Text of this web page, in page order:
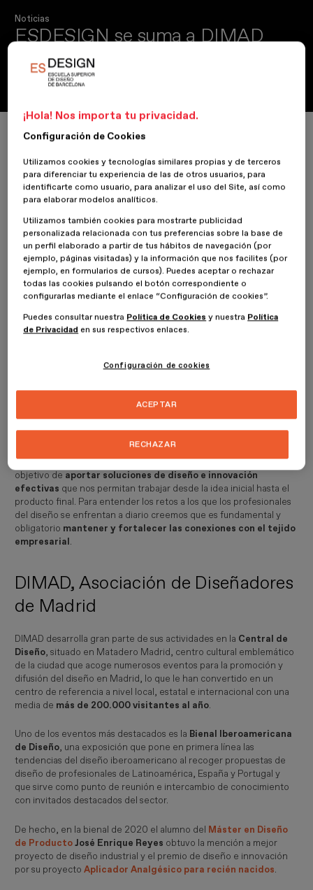
Noticias
ESDESIGN se suma a DIMAD
La Asociación de Diseñadores de Madrid es el nuevo partner de la
Inicio ESDESIGNERS
16 Enero 2022
ESDESIGN se une como socio a laAsociación de Diseñadores de
Madrid (DIMAD)con la voluntad de seguir creciendo ycompartir
conocimiento y nuevas visiones e ideasdel mundo del diseño.
Con esta colaboración, la escuelaparticipará en actividades
paradifundir y promover conjuntamente la importancia del
diseño en un momento histórico de cambio
actividad en la Comunidad de Madrid, formada pormás de 200
profesionales del diseño, universidades, centros formativos
y empresascuya finalidad principal es lapromoción, proyección
y divulgación de la cultura del diseño.
En ESDESIGN partimos de problemas y necesidades reales con el
objetivo de aportar soluciones de diseño e innovación
efectivas que nos permitan trabajar desde la idea inicial hasta el
producto final. Para entender los retos a los que los profesionales
del diseño se enfrentan a diario creemos que es fundamental y
obligatorio mantener y fortalecer las conexiones con el tejido
empresarial .
DIMAD, Asociación de Diseñadores
de Madrid
DIMAD desarrolla gran parte de sus actividades en la Central de
Diseño, situado en Matadero Madrid, centro cultural emblemático
de la ciudad que acoge numerosos eventos para la promoción y
difusión del diseño en Madrid, lo que le han convertido en un
centro de referencia a nivel local, estatal e internacional con una
media de más de 200.000 visitantes al año.
Uno de los eventos más destacados es la Bienal Iberoamericana
de Diseño, una exposición que pone en primera línea las
tendencias del diseño iberoamericano al recoger propuestas de
diseño de profesionales de Latinoamérica, España y Portugal y
que sirve como punto de reunión e intercambio de conocimiento
con invitados destacados del sector.
De hecho, en la bienal de 2020 el alumno del Máster en Diseño
de ProductoJosé Enrique Reyes obtuvo la mención a mejor
proyecto de diseño industrial y el premio de diseño e innovación
por su proyectoAplicador Analgésico para recién nacidos.
¡Hola! Nos importa tu privacidad.
Configuración de Cookies
Utilizamos cookies y tecnologías similares propias y de terceros
para diferenciar tu experiencia de las de otros usuarios, para
identificarte como usuario, para analizar el uso del Site, así como
para elaborar modelos analíticos.
Utilizamos también cookies para mostrarte publicidad
personalizada relacionada con tus preferencias sobre la base de
un perfil elaborado a partir de tus hábitos de navegación (por
ejemplo, páginas visitadas) y la información que nos facilites (por
ejemplo, en formularios de cursos). Puedes aceptar o rechazar
todas las cookies pulsando el botón correspondiente o
configurarlas mediante el enlace “Configuración de cookies”.
Puedes consultar nuestra Política de Cookies y nuestra Política
de Privacidad en sus respectivos enlaces.
Configuración de cookies
RECHAZAR
ACEPTAR